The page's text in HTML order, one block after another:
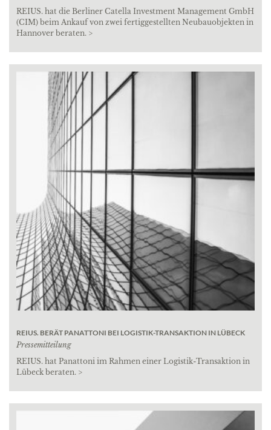
REIUS. hat die Berliner Catella Investment Management GmbH
(CIM) beim Ankauf von zwei fertiggestellten Neubauobjekten in
Hannover beraten. >
REIUS. BERÄT PANATTONI BEI LOGISTIK-TRANSAKTION IN LÜBECK
Pressemitteilung
REIUS. hat Panattoni im Rahmen einer Logistik-Transaktion in
Lübeck beraten. >